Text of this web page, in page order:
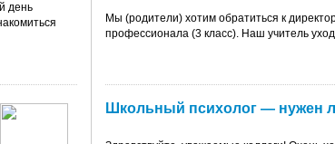
день
Мы (родители) хотим обратиться к
профессионала (3 класс). Наш учитель
Школьный психолог — нужен